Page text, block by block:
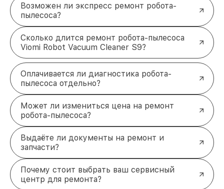
Возможен ли экспресс ремонт робота-
пылесоса?
Сколько длится ремонт робота-пылесоса
Viomi Robot Vacuum Cleaner S9?
Оплачивается ли диагностика робота-
пылесоса отдельно?
Может ли измениться цена на ремонт
робота-пылесоса?
Выдаёте ли документы на ремонт и
запчасти?
Почему стоит выбрать ваш сервисный
центр для ремонта?